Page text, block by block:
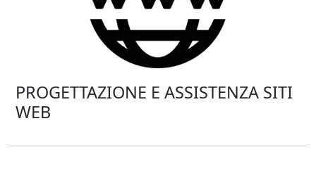
PROGETTAZIONE E ASSISTENZA SITI
WEB